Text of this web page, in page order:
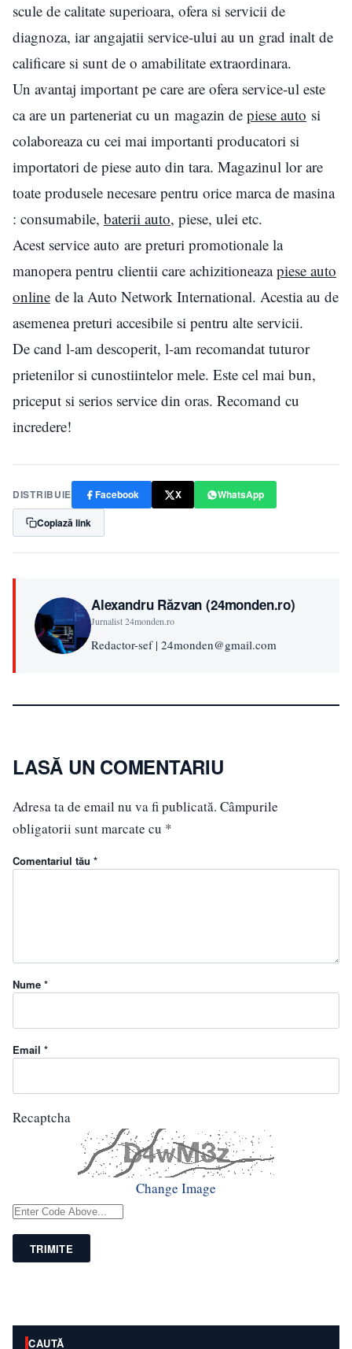
scule de calitate superioara, ofera si servicii de
diagnoza, iar angajatii service-ului au un grad inalt de
calificare si sunt de o amabilitate extraordinara.
Un avantaj important pe care are ofera service-ul este
ca are un parteneriat cu un magazin de piese auto si
colaboreaza cu cei mai importanti producatori si
importatori de piese auto din tara. Magazinul lor are
toate produsele necesare pentru orice marca de masina
: consumabile, baterii auto, piese, ulei etc.
Acest service auto are preturi promotionale la
manopera pentru clientii care achizitioneazapiese auto
online de la Auto Network International. Acestia au de
asemenea preturi accesibile si pentru alte servicii.
De cand l-am descoperit, l-am recomandat tuturor
prietenilor si cunostiintelor mele. Este cel mai bun,
priceput si serios service din oras. Recomand cu
incredere!
DISTRIBUIE Facebook X
WhatsApp
Copiază link
Alexandru Răzvan (24monden.ro)
Jurnalist 24monden.ro
Redactor-sef | 24monden@gmail.com
LASĂ UN COMENTARIU
Adresa ta de email nu va fi publicată. Câmpurile
obligatorii sunt marcate cu *
Comentariul tău *
Nume *
Email *
Recaptcha
Change Image
TRIMITE
CAUTĂ